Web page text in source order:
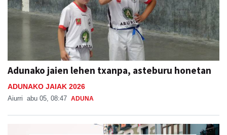
Adunako jaien lehen txanpa, asteburu honetan
ADUNAKO JAIAK 2026
Aiurri abu 05, 08:47 ADUNA